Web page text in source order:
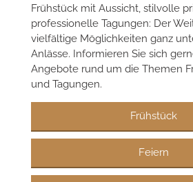
Frühstück mit Aussicht, stilvolle
professionelle Tagungen: Der
vielfältige Möglichkeiten ganz
Anlässe. Informieren Sie sich
Angebote rund um die Themen
und Tagungen.
Frühstück
Feiern